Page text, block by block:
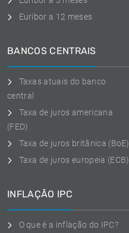
Euribor a 12 meses
BANCOS CENTRAIS
Taxas atuais do banco
central
Taxa de juros americana
(FED)
Taxa de juros britânica (BoE)
Taxa de juros europeia (ECB)
INFLAÇÃO IPC
O que é a inflação do IPC?